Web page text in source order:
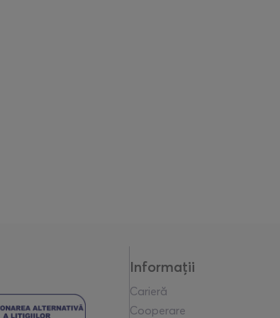
Informații
Carieră
Cooperare